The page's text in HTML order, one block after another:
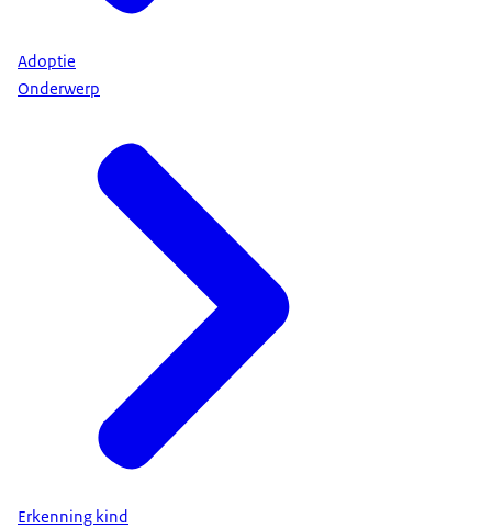
Adoptie
Onderwerp
Erkenning kind